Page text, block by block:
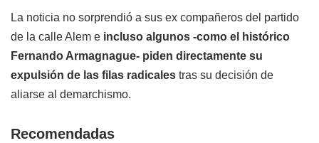
La noticia no sorprendió a sus ex compañeros del partido
de la calle Alem e incluso algunos -como el histórico
Fernando Armagnague- piden directamente su
expulsión de las filas radicales tras su decisión de
aliarse al demarchismo.
Recomendadas